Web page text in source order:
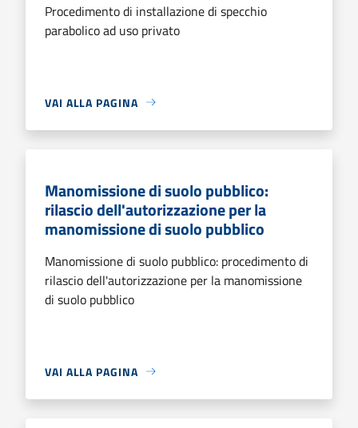
Procedimento di installazione di specchio
parabolico ad uso privato
VAI ALLA PAGINA
Manomissione di suolo pubblico:
rilascio dell'autorizzazione per la
manomissione di suolo pubblico
Manomissione di suolo pubblico: procedimento di
rilascio dell'autorizzazione per la manomissione
di suolo pubblico
VAI ALLA PAGINA